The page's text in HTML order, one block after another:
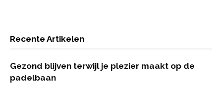
Recente Artikelen
Gezond blijven terwijl je plezier maakt op de
padelbaan